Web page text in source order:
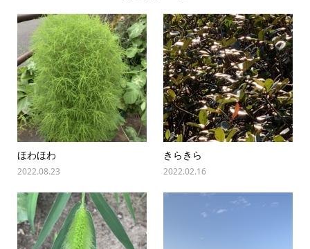
ほわほわ
2022.08.23
きらきら
2022.02.16